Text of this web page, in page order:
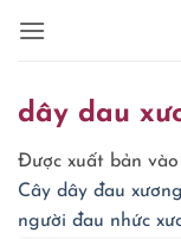
qua
dungdây dau
Được xuất bản vào
Cây dây đau
người đau nhức